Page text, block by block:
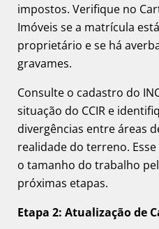
impostos. Verifique no
Imóveis se a matrícula
proprietário e se há
gravames.
Consulte o cadastro do
situação do CCIR e
divergências entre áreas
realidade do terreno.
o tamanho do trabalho
próximas etapas.
Etapa 2: Atualização de